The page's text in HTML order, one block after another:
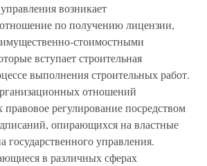
возникает
по получению лицензии,
имущественно-стоимостными
вступает строительная
выполнения строительных работ.
отношений
правовое регулирование посредством
опирающихся на властные
государственного управления.
в различных сферах